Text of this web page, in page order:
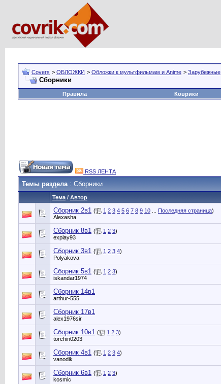
Covers > ОБЛОЖКИ > Обложки к мультфильмам и Anime > Зарубежные
Сборники
Правила
Коврики
RSS ЛЕНТА
Темы раздела: Сборники
Тема / Автор
Сборник 2в1 ( 1 2 3 4 5 6 7 8 9 10 Последняя страница)
Alexasha
Сборник 8в1 ( 1 2 3)
explay93
Сборник 3в1 ( 1 2 3 4)
Polyakova
Сборник 5в1 ( 1 2 3)
iskandar1974
Сборник 14в1
arthur-555
Сборник 17в1
alex1976sir
Сборник 10в1 ( 1 2 3)
torchin0203
Сборник 4в1 ( 1 2 3 4)
vanodik
Сборник 6в1 ( 1 2 3)
kosmic